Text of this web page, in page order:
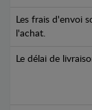
Les frais d'envoi
l'achat.
Le délai de